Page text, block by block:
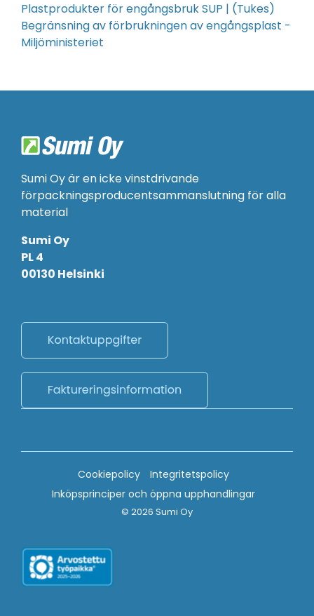
Plastprodukter för engångsbruk SUP | (Tukes)
Begränsning av förbrukningen av engångsplast -
Miljöministeriet
Sumi Oy är en icke vinstdrivande
förpackningsproducentsammanslutning för alla
material
Sumi Oy
PL 4
00130 Helsinki
Cookiepolicy
Integritetspolicy
Inköpsprinciper och öppna upphandlingar
© 2026 Sumi Oy